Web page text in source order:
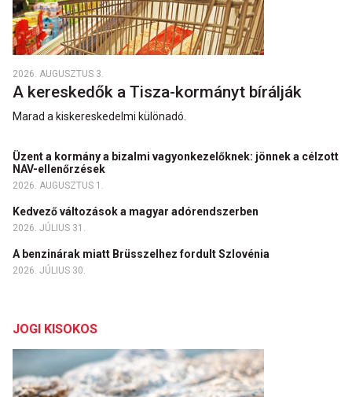
2026. AUGUSZTUS 3.
A kereskedők a Tisza-kormányt bírálják
Marad a kiskereskedelmi különadó.
Üzent a kormány a bizalmi vagyonkezelőknek: jönnek a célzott
NAV-ellenőrzések
2026. AUGUSZTUS 1.
Kedvező változások a magyar adórendszerben
2026. JÚLIUS 31.
A benzinárak miatt Brüsszelhez fordult Szlovénia
2026. JÚLIUS 30.
JOGI KISOKOS